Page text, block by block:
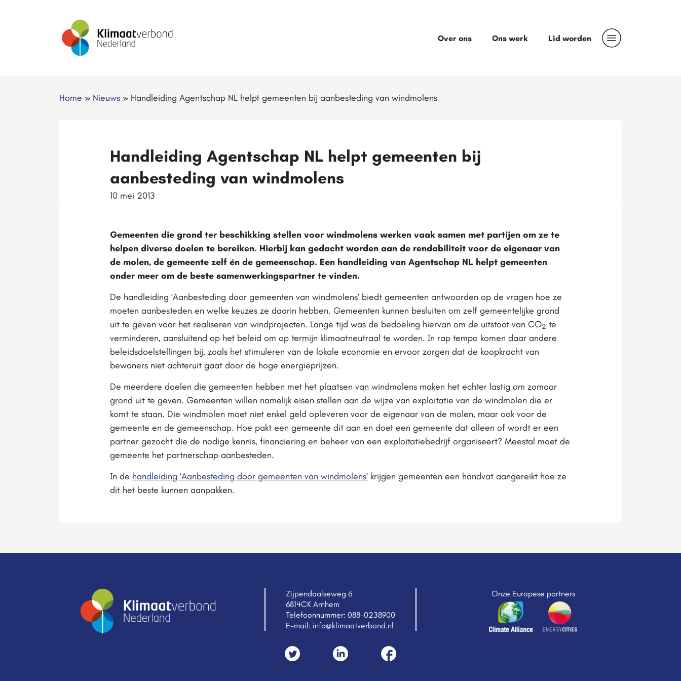
Over ons Ons werk Lid worden
Home » Nieuws » Handleiding Agentschap NL helpt gemeenten bij aanbesteding van windmolens
Handleiding Agentschap NL helpt gemeenten bij
aanbesteding van windmolens
10 mei 2013
Gemeenten die grond ter beschikking stellen voor windmolens werken vaak samen met partijen om ze te
helpen diverse doelen te bereiken. Hierbij kan gedacht worden aan de rendabiliteit voor de eigenaar van
de molen, de gemeente zelf én de gemeenschap. Een handleiding van Agentschap NL helpt gemeenten
onder meer om de beste samenwerkingspartner te vinden.
De handleiding ‘Aanbesteding door gemeenten van windmolens’ biedt gemeenten antwoorden op de vragen hoe ze
moeten aanbesteden en welke keuzes ze daarin hebben. Gemeenten kunnen besluiten om zelf gemeentelijke grond
uit te geven voor het realiseren van windprojecten. Lange tijd was de bedoeling hiervan om de uitstoot van CO2 te
verminderen, aansluitend op het beleid om op termijn klimaatneutraal te worden. In rap tempo komen daar andere
beleidsdoelstellingen bij, zoals het stimuleren van de lokale economie en ervoor zorgen dat de koopkracht van
bewoners niet achteruit gaat door de hoge energieprijzen.
De meerdere doelen die gemeenten hebben met het plaatsen van windmolens maken het echter lastig om zomaar
grond uit te geven. Gemeenten willen namelijk eisen stellen aan de wijze van exploitatie van de windmolen die er
komt te staan. Die windmolen moet niet enkel geld opleveren voor de eigenaar van de molen, maar ook voor de
gemeente en de gemeenschap. Hoe pakt een gemeente dit aan en doet een gemeente dat alleen of wordt er een
partner gezocht die de nodige kennis, financiering en beheer van een exploitatiebedrijf organiseert? Meestal moet de
gemeente het partnerschap aanbesteden.
In de handleiding ‘Aanbesteding door gemeenten van windmolens’ krijgen gemeenten een handvat aangereikt hoe ze
dit het beste kunnen aanpakken.
Zijpendaalseweg 6
6814CK Arnhem
Telefoonnummer: 088-0238900
E-mail: info@klimaatverbond.nl
Onze Europese partners